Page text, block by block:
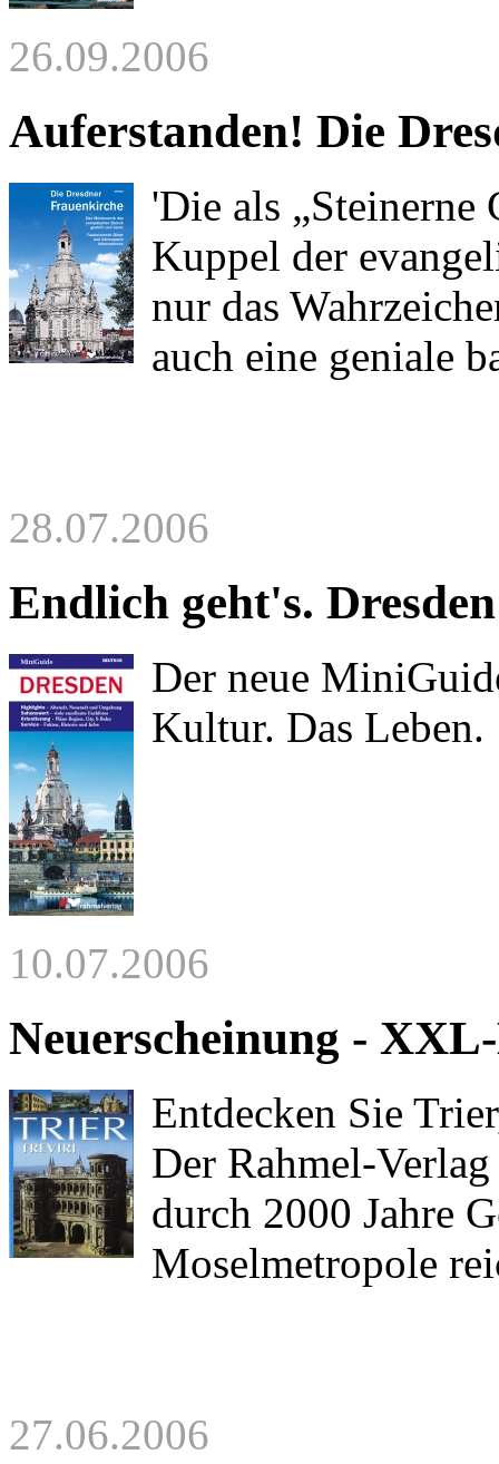
26.09.2006
Auferstanden! Die
'Die als „Steinerne
Kuppel der
nur das
auch eine geniale
28.07.2006
Endlich geht's.
Der neue
Kultur. Das Leben.
10.07.2006
Neuerscheinung -
Entdecken Sie
Der Rahmel-
durch 2000 Jahre
Moselmetropole
27.06.2006